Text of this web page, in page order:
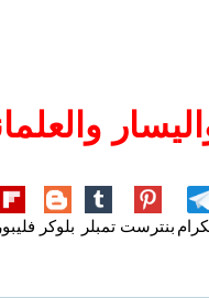
بنترست تمبلر بلوكر